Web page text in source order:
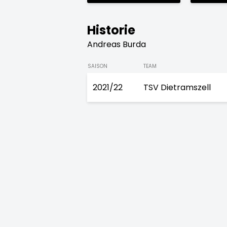
Historie
Andreas Burda
SAISON TEAM
2021/22 TSV Dietramszell